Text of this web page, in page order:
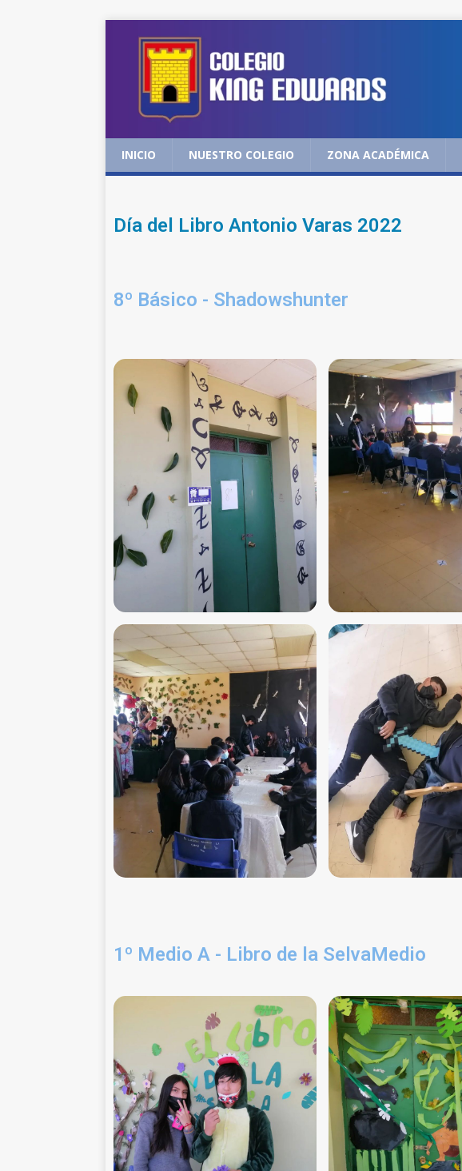
INICIO NUESTRO COLEGIO ZONA ACADÉMICA
Día del Libro Antonio Varas 2022
8º Básico - Shadowshunter
1º Medio A - Libro de la SelvaMedio